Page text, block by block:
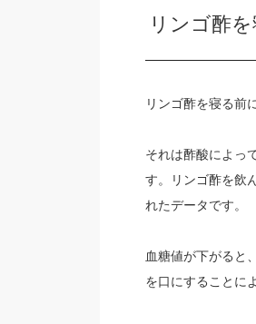
リンゴ酢
リンゴ酢を寝る前
それは酢酸によっ
す。リンゴ酢を飲
れたデータです。
血糖値が下がると
を口にすることに